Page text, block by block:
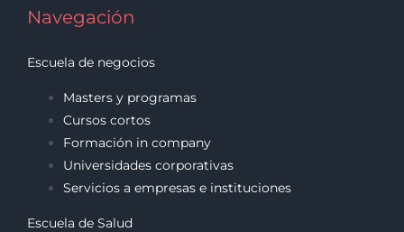
Navegación
Escuela de negocios
Masters y programas
Cursos cortos
Formación in company
Universidades corporativas
Servicios a empresas e instituciones
Escuela de Salud